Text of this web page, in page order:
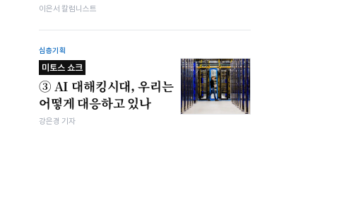
이은서 칼럼니스트
심층기획
미토스 쇼크
③ AI 대해킹시대, 우리는
어떻게 대응하고 있나
강은경 기자